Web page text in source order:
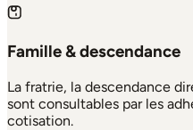
Famille & descendance
La fratrie, la descendance
sont consultables par les
cotisation.